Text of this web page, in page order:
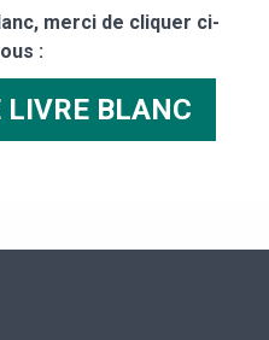
merci de cliquer ci-
:
LIVRE BLANC